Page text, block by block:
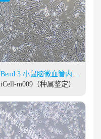
Bend.3 小鼠脑微血管内皮
细胞株
iCell-m009（种属鉴定）